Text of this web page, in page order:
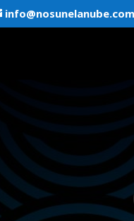
info@nosunelanube.com